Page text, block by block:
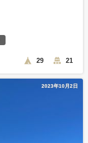
29 21
2023年10月2日